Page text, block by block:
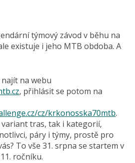
týmový závod v běhu na
existuje i jeho MTB obdoba. A
na webu
, přihlásit se potom na
cz/krkonosska70mtb.
tras, tak i kategorií,
páry i týmy, prostě pro
To vše 31. srpna se startem v
ročníku.